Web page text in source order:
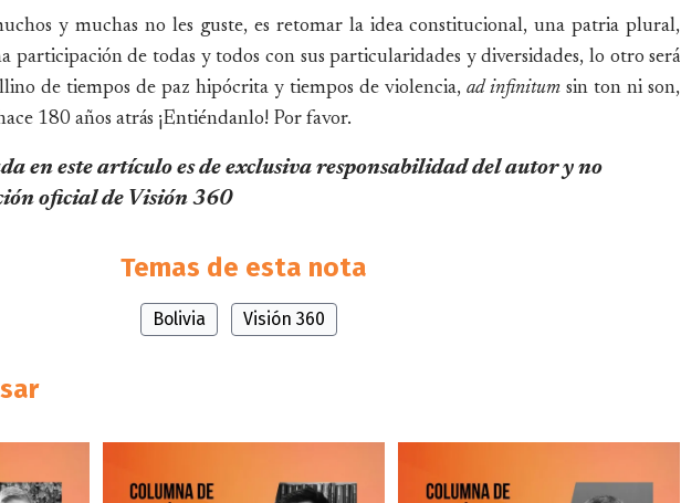
y muchas no les guste, es retomar la idea constitucional, una patria plural,
participación de todas y todos con sus particularidades y diversidades, lo otro será
de tiempos de paz hipócrita y tiempos de violencia,ad infinitumsin ton ni son,
180 años atrás ¡Entiéndanlo! Por favor.
en este artículo es de exclusiva responsabilidad del autor y no
oficial de Visión 360
Temas de esta nota
Bolivia Visión 360